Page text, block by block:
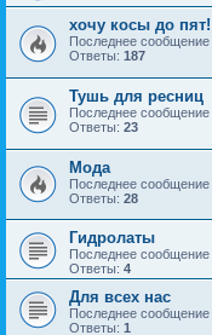
хочу косы до пят!
Последнее сообщение
Ответы: 187
Тушь для ресниц
Последнее сообщение
Ответы: 23
Мода
Последнее сообщение
Ответы: 28
Гидролаты
Последнее сообщение
Ответы: 4
Для всех нас
Последнее сообщение
Ответы: 1